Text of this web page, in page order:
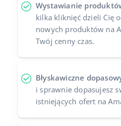
Wystawianie
kilka kliknięć dzieli Cię
nowych produktów na
Twój cenny czas.
Błyskawiczne
i sprawnie dopasujesz
istniejących ofert na